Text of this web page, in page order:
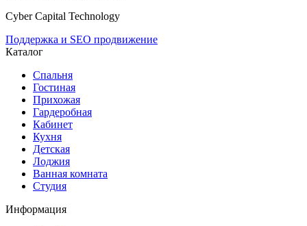
Cyber Capital Technology
Поддержка и SEO продвижение
Каталог
Спальня
Гостиная
Прихожая
Гардеробная
Кабинет
Кухня
Детская
Лоджия
Ванная комната
Студия
Информация